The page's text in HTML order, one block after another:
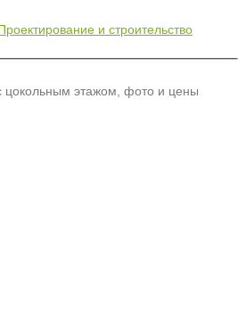
цокольным этажом, фото и цены